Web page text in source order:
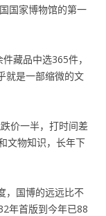
家博物馆的第一
藏品中选365件，
就是一部缩微的文
价一半，打时间差
文物知识，长年下
，国博的远远比不
年首版到今年已88